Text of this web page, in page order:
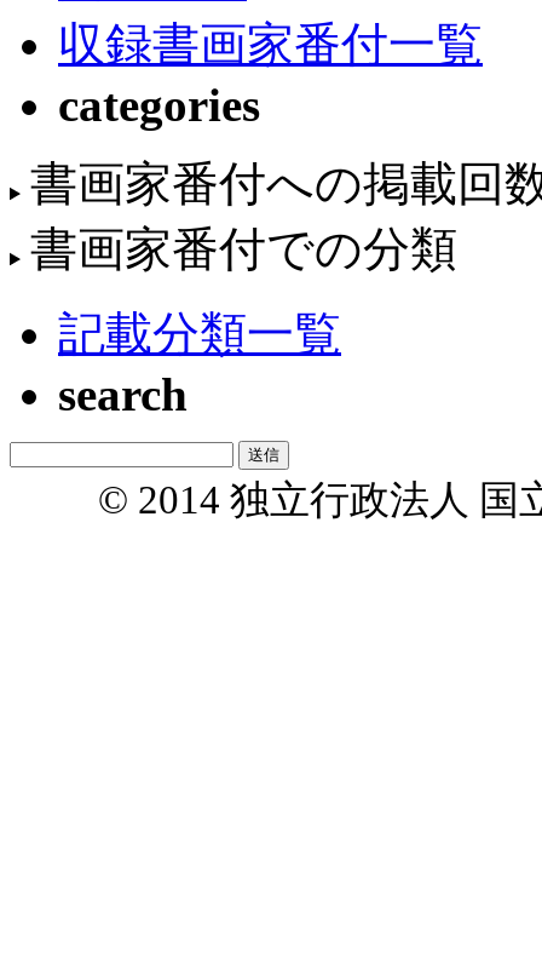
収録書画家番付一覧
categories
書画家番付への掲載回
書画家番付での分類
記載分類一覧
search
© 2014 独立行政法人 国